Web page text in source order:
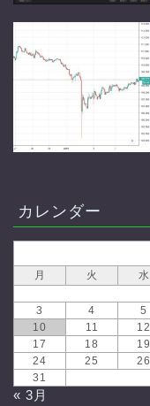
カレンダー
月
火 水
3
4 5
10
11 12
17
18 19
24
25 26
31
« 3月